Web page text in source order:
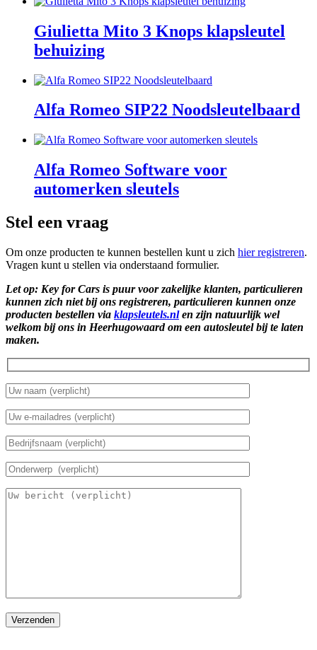
Giulietta Mito 3 Knops klapsleutel
behuizing
Alfa Romeo SIP22 Noodsleutelbaard
Alfa Romeo Software voor
automerken sleutels
Stel een vraag
Om onze producten te kunnen bestellen kunt u zich hier registreren.
Vragen kunt u stellen via onderstaand formulier.
Let op: Key for Cars is puur voor zakelijke klanten, particulieren
kunnen zich niet bij ons registreren, particulieren kunnen onze
producten bestellen via klapsleutels.nlen zijn natuurlijk wel
welkom bij ons in Heerhugowaard om een autosleutel bij te laten
maken.
Verzenden